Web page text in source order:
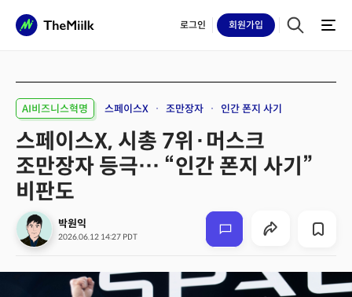
로그인 회원가입
AI비즈니스혁명 스페이스X 조만장자 인간 폰지 사기
스페이스X, 시총 7위·머스크
조만장자 등극… “인간 폰지 사기”
비판도
박원익
2026.06.12 14:27 PDT